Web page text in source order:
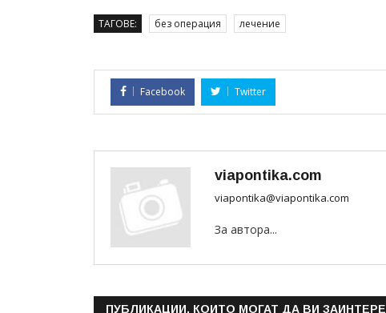
ТАГОВЕ: без операция лечение
Facebook Twitter
viapontika.com
viapontika@viapontika.com
За автора...
ПУБЛИКАЦИИ, КОИТО МОГАТ ДА ВИ